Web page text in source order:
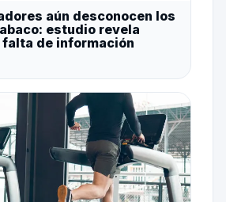
aún desconocen los
estudio revela
de información